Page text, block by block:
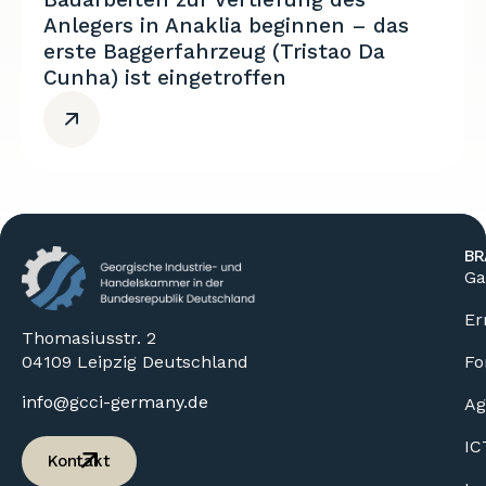
Anlegers in Anaklia beginnen – das
erste Baggerfahrzeug (Tristao Da
Cunha) ist eingetroffen
Thomasiusstr. 2
04109 Leipzig Deutschland
info@gcci-germany.de
Kontakt